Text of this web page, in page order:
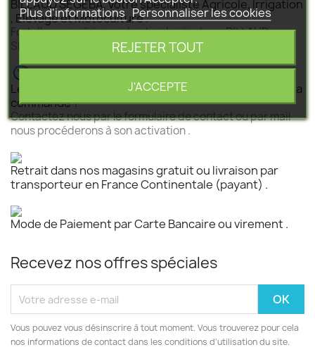
BILLAUD SEGEBA, votre spécialiste Agricole, Irrigation
, Elevage et Motoculture .
Fort d'une expérience de plus de vingt ans BILLAUD
SEGEBA vous accompagne dans tous vos projets .
Le produit est disponible mais n 'est pas activé pour la
commande ?
Contactez nous par le formulaire de contact ou par mail
nous procéderons à son activation .
Retrait dans nos magasins gratuit ou livraison par
transporteur en France Continentale (payant) .
Mode de Paiement par Carte Bancaire ou virement .
Recevez nos offres spéciales
Vous pouvez vous désinscrire à tout moment. Vous trouverez pour cela
nos informations de contact dans les conditions d'utilisation du site.
Plus d'informations Personnaliser les cookies
REJETER TOUT
J'ACCEPTE